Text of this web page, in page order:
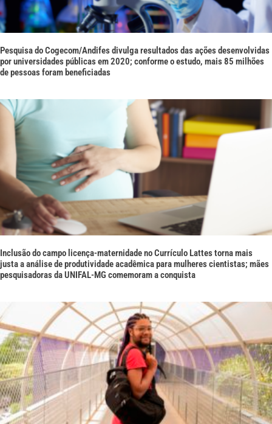
Pesquisa do Cogecom/Andifes divulga resultados das ações desenvolvidas
por universidades públicas em 2020; conforme o estudo, mais 85 milhões
de pessoas foram beneficiadas
Inclusão do campo licença-maternidade no Currículo Lattes torna mais
justa a análise de produtividade acadêmica para mulheres cientistas; mães
pesquisadoras da UNIFAL-MG comemoram a conquista